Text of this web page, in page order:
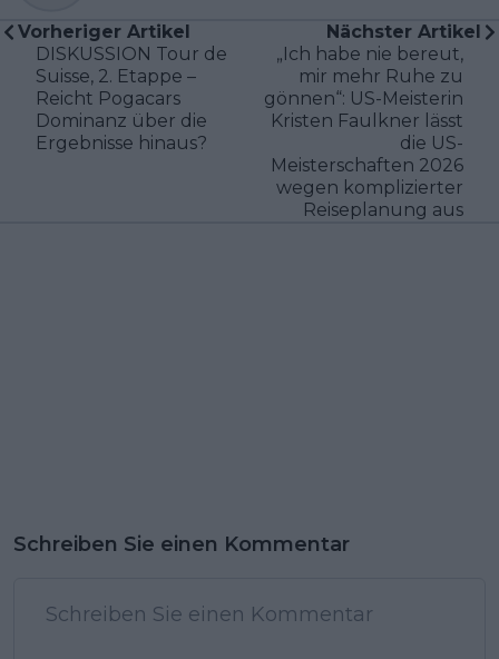
Vorheriger Artikel
DISKUSSION Tour de
Suisse, 2. Etappe –
Reicht Pogacars
Dominanz über die
Ergebnisse hinaus?
Nächster Artikel
„Ich habe nie bereut,
mir mehr Ruhe zu
gönnen“: US-Meisterin
Kristen Faulkner lässt
die US-
Meisterschaften 2026
wegen komplizierter
Reiseplanung aus
Schreiben Sie einen Kommentar